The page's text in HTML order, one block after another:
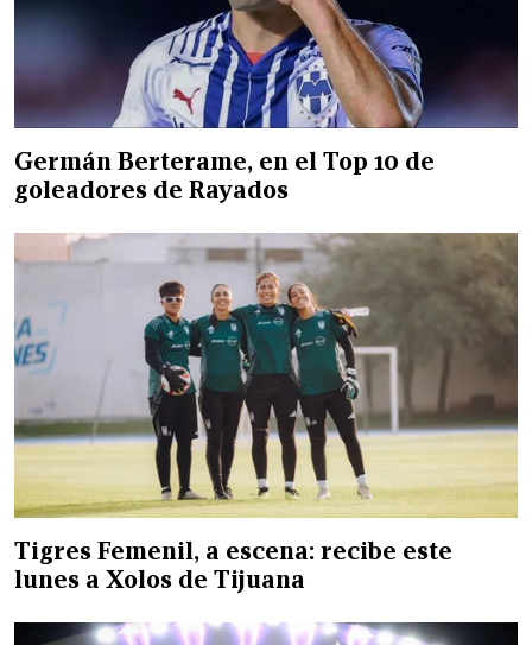
Germán Berterame, en el Top 10 de
goleadores de Rayados
Tigres Femenil, a escena: recibe este
lunes a Xolos de Tijuana